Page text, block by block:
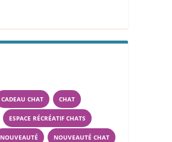
CADEAU CHAT CHAT
ESPACE RÉCRÉATIF CHATS
NOUVEAUTÉ NOUVEAUTÉ CHAT